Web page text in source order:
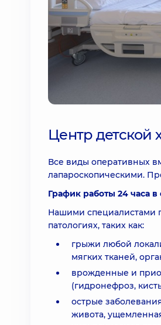
Центр детской
Все виды оперативных
лапароскопическими.
График работы 24 часа
Нашими специалистами
патологиях, таких как:
грыжи любой
мягких тканей,
врожденные и
(гидронефроз,
острые
живота,